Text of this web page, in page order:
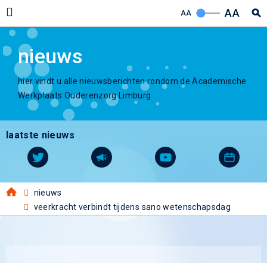
AA AA
nieuws
hier vindt u alle nieuwsberichten rondom de Academische
Werkplaats Ouderenzorg Limburg
laatste nieuws
nieuws
veerkracht verbindt tijdens sano wetenschapsdag